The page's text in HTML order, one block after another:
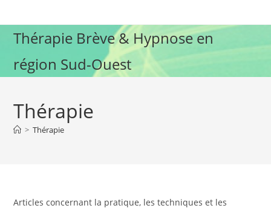
to
contentThérapie Brève & Hypnose en
région Sud-Ouest
Thérapie
> Thérapie
Articles concernant la pratique, les techniques et les